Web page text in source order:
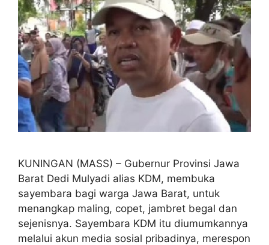
KUNINGAN (MASS) – Gubernur Provinsi Jawa
Barat Dedi Mulyadi alias KDM, membuka
sayembara bagi warga Jawa Barat, untuk
menangkap maling, copet, jambret begal dan
sejenisnya. Sayembara KDM itu diumumkannya
melalui akun media sosial pribadinya, merespon